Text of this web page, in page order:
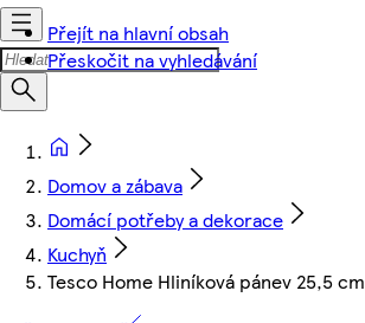
Přejít na hlavní obsah
Přeskočit na vyhledávání
Domov a zábava
Domácí potřeby a dekorace
Kuchyň
Tesco Home Hliníková pánev 25,5 cm